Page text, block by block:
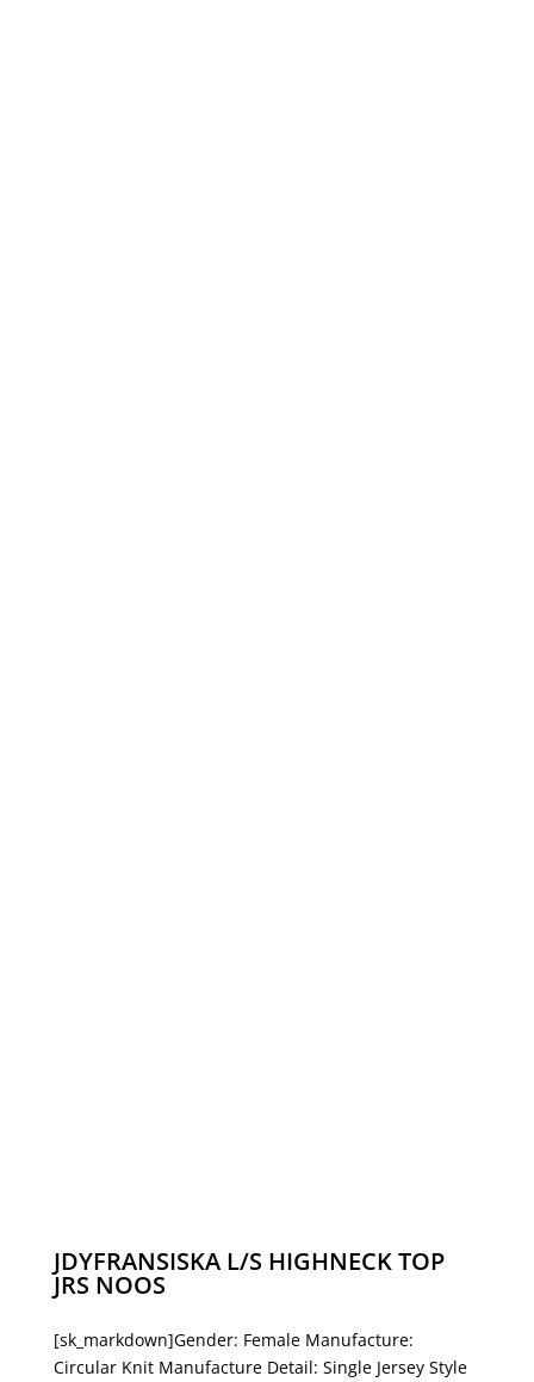
JDYFRANSISKA L/S HIGHNECK TOP
JRS NOOS
[sk_markdown]Gender: Female Manufacture:
Circular Knit Manufacture Detail: Single Jersey Style